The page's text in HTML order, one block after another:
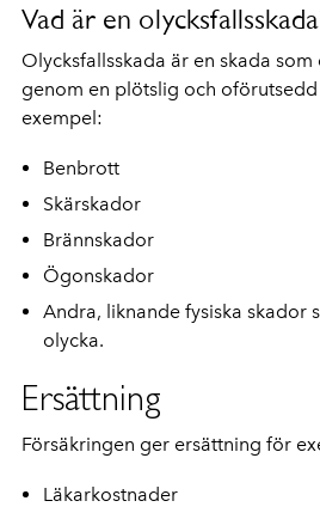
Vad är en
Olycksfallsskada är en skada
genom en plötslig och
exempel:
Benbrott
Skärskador
Brännskador
Ögonskador
Andra, liknande fysiska skador
olycka.
Ersättning
Försäkringen ger ersättning för
Läkarkostnader